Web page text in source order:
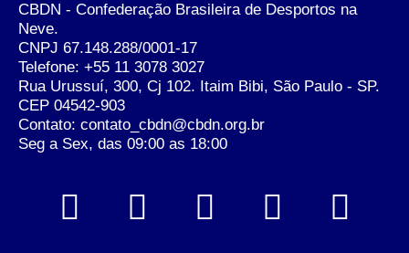
CBDN - Confederação Brasileira de Desportos na
Neve.
CNPJ 67.148.288/0001-17
Telefone: +55 11 3078 3027
Rua Urussuí, 300, Cj 102. Itaim Bibi, São Paulo - SP.
CEP 04542-903
Contato: contato_cbdn@cbdn.org.br
Seg a Sex, das 09:00 as 18:00